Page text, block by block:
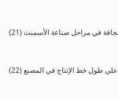
الجافة في مراحل صناعة الأسمنت
علي طول خط الإنتاج في المصنع